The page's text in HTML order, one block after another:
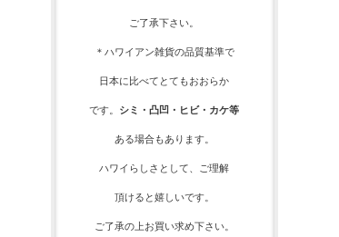
ご了承下さい。
＊ハワイアン雑貨の品質基準で
日本に比べてとてもおおらか
です。 シミ・凸凹・ヒビ・カケ等
ある場合もあります。
ハワイらしさとして、 ご理解
頂ける と嬉しいです。
ご了承の上お買い求め下さい。